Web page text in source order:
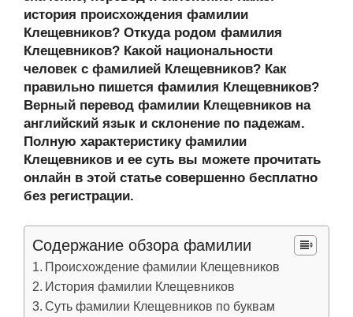
ss
ni
ki
o
k
n
al
p
p
m
и
ть
история происхождения фамилии
Клещевников? Откуда родом фамилия
Клещевников? Какой национальности
человек с фамилией Клещевников? Как
правильно пишется фамилия Клещевников?
Верный перевод фамилии Клещевников на
английский язык и склонение по падежам.
Полную характеристику фамилии
Клещевников и ее суть вы можете прочитать
онлайн в этой статье совершенно бесплатно
без регистрации.
Содержание обзора фамилии
Происхождение фамилии Клещевников
История фамилии Клещевников
Суть фамилии Клещевников по буквам